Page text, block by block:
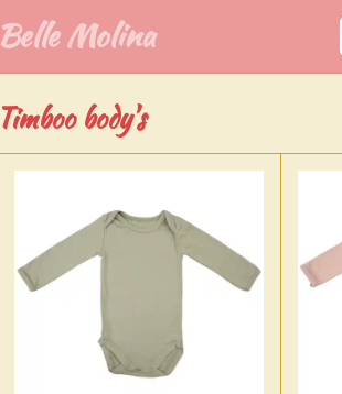
Belle Molina
Timboo body's